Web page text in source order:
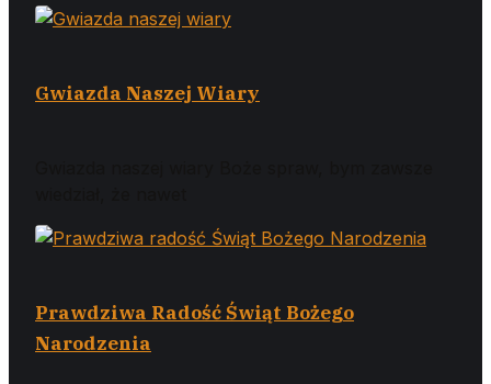
Gwiazda Naszej Wiary
Prawdziwa Radość Świąt Bożego
Narodzenia